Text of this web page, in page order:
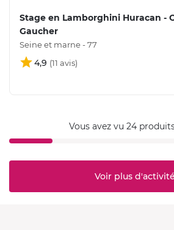
Stage en Lamborghini Huracan -
Gaucher
Seine et marne - 77
4,9
Vous avez vu 24 produits
Voir plus